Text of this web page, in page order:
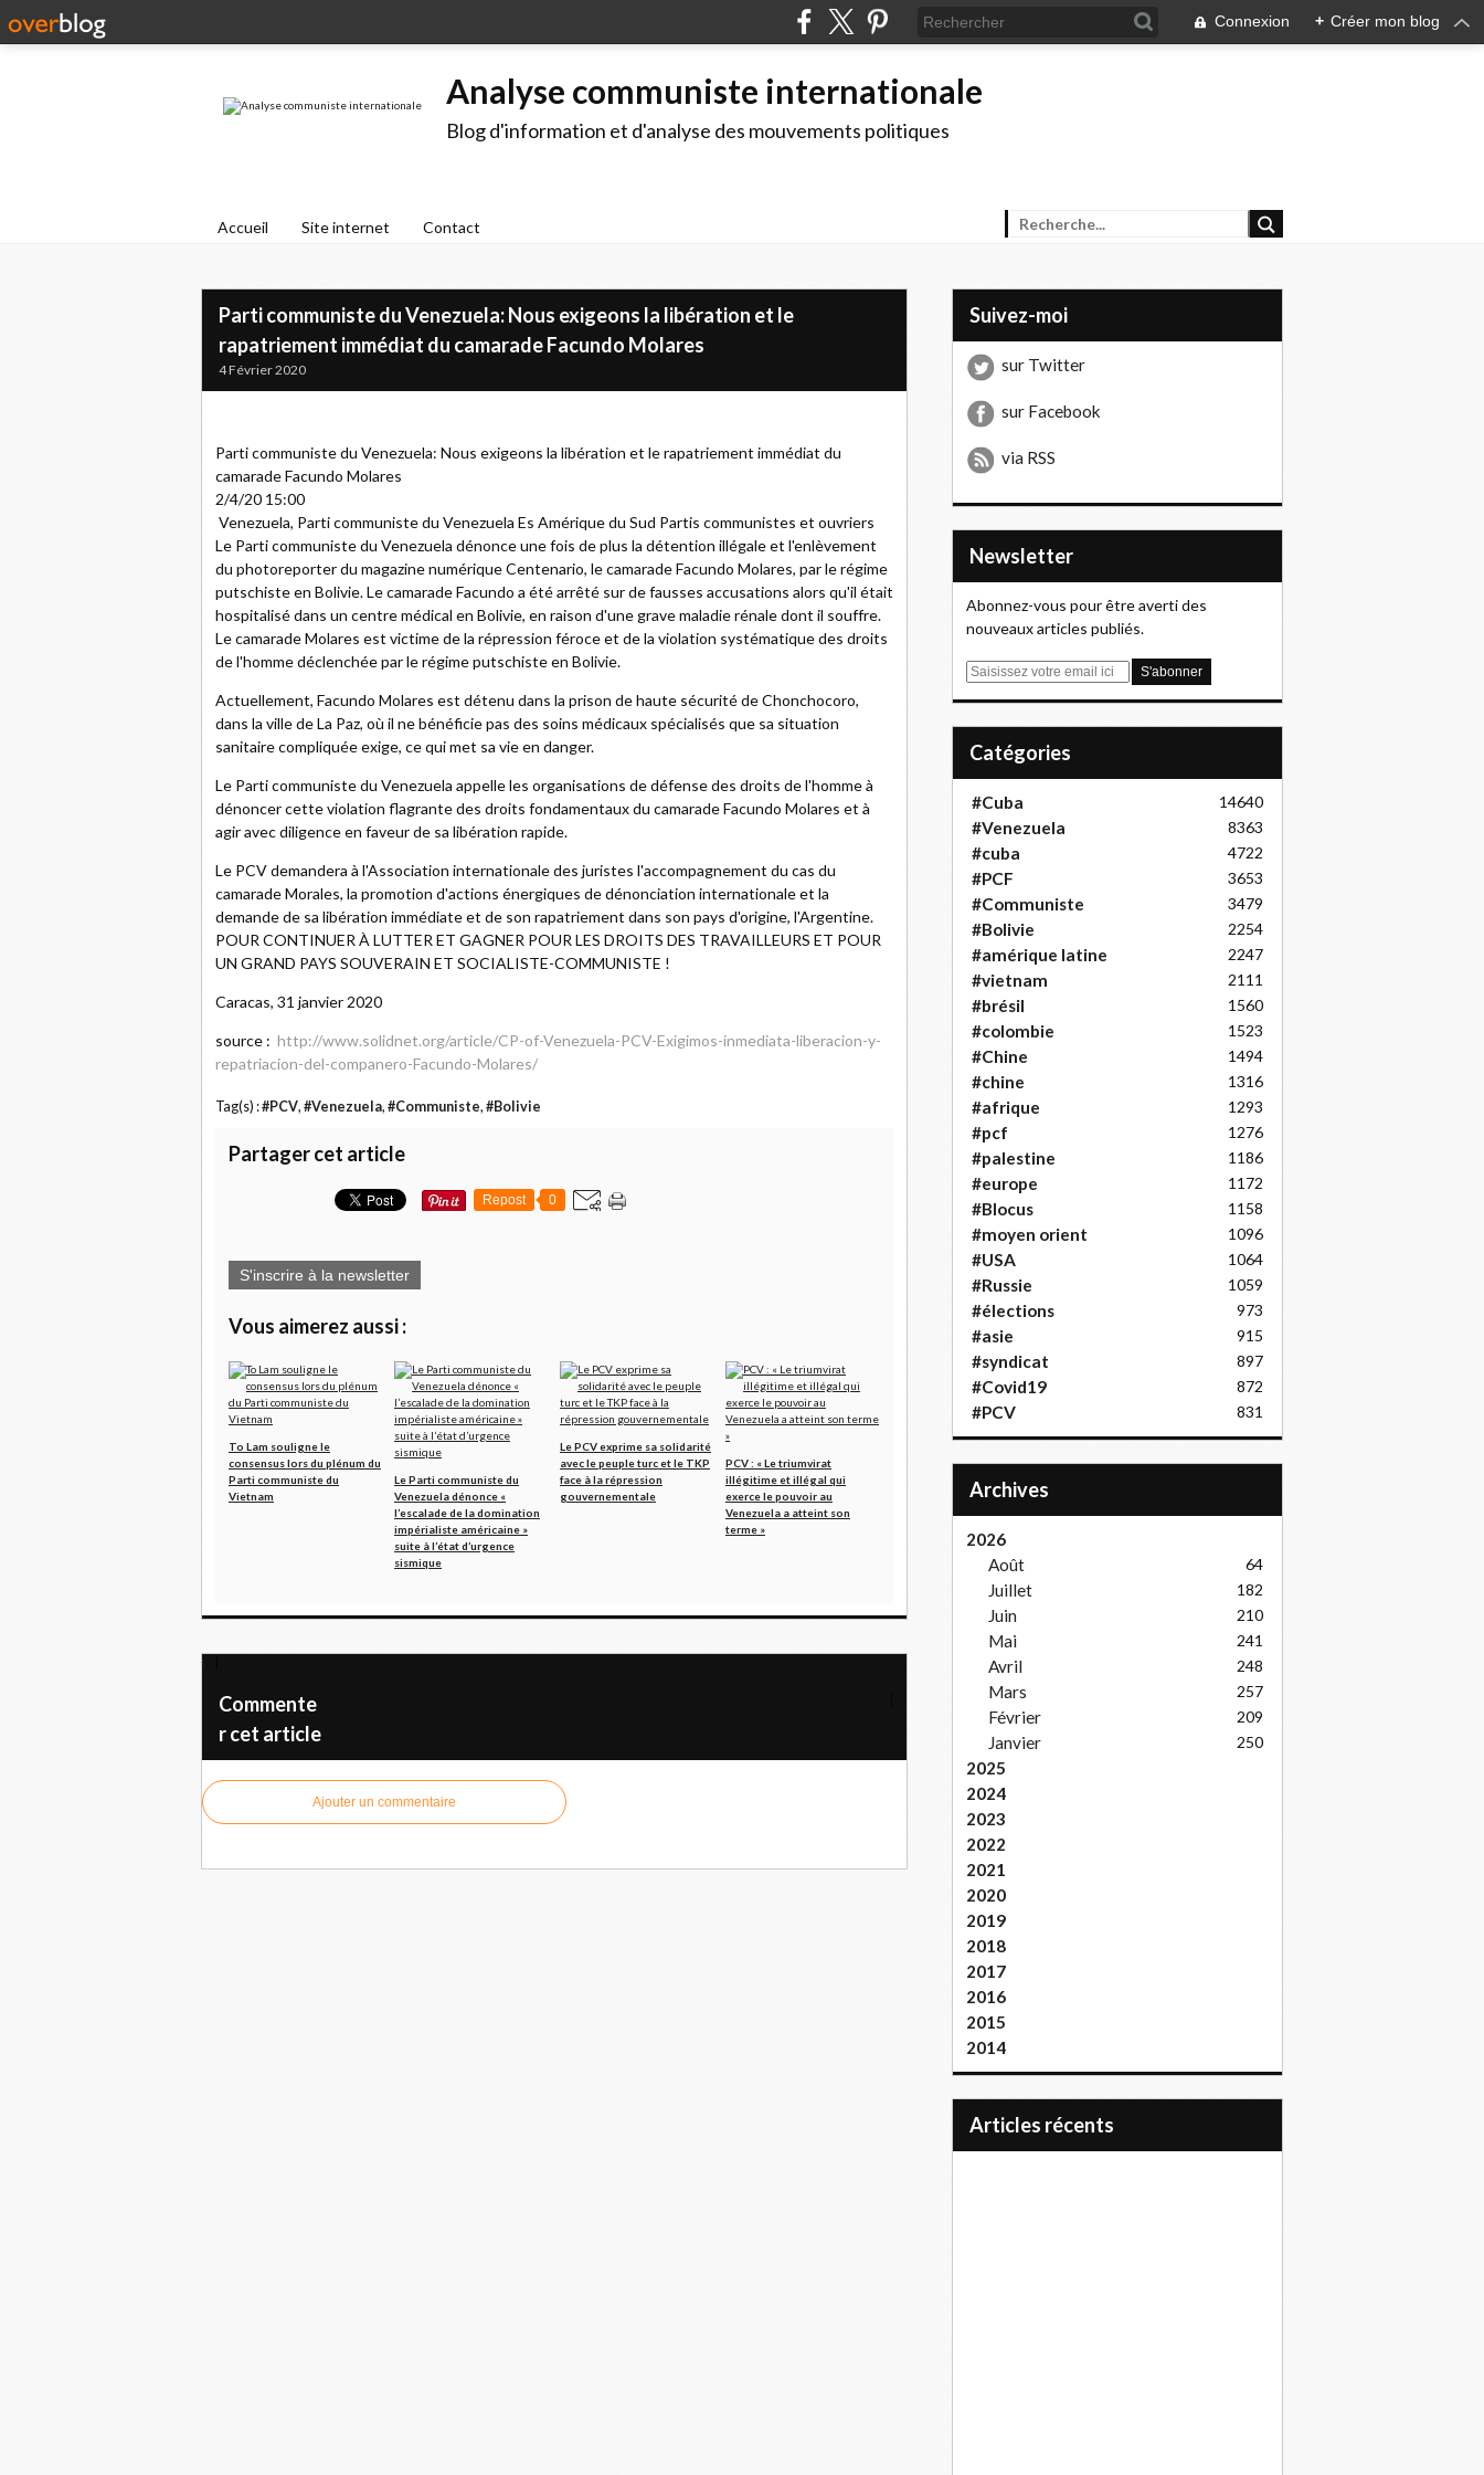
Connexion + Créer mon blog
Analyse communiste internationale
Blog d'information et d'analyse des mouvements politiques
Accueil Site internet Contact
Parti communiste du Venezuela: Nous exigeons la libération et le
rapatriement immédiat du camarade Facundo Molares
4 Février 2020
Parti communiste du Venezuela: Nous exigeons la libération et le rapatriement immédiat du
camarade Facundo Molares
2/4/20 15:00
Venezuela, Parti communiste du Venezuela Es Amérique du Sud Partis communistes et ouvriers
Le Parti communiste du Venezuela dénonce une fois de plus la détention illégale et l'enlèvement
du photoreporter du magazine numérique Centenario, le camarade Facundo Molares, par le régime
putschiste en Bolivie. Le camarade Facundo a été arrêté sur de fausses accusations alors qu'il était
hospitalisé dans un centre médical en Bolivie, en raison d'une grave maladie rénale dont il souffre.
Le camarade Molares est victime de la répression féroce et de la violation systématique des droits
de l'homme déclenchée par le régime putschiste en Bolivie.
Actuellement, Facundo Molares est détenu dans la prison de haute sécurité de Chonchocoro,
dans la ville de La Paz, où il ne bénéficie pas des soins médicaux spécialisés que sa situation
sanitaire compliquée exige, ce qui met sa vie en danger.
Le Parti communiste du Venezuela appelle les organisations de défense des droits de l'homme à
dénoncer cette violation flagrante des droits fondamentaux du camarade Facundo Molares et à
agir avec diligence en faveur de sa libération rapide.
Le PCV demandera à l'Association internationale des juristes l'accompagnement du cas du
camarade Morales, la promotion d'actions énergiques de dénonciation internationale et la
demande de sa libération immédiate et de son rapatriement dans son pays d'origine, l'Argentine.
POUR CONTINUER À LUTTER ET GAGNER POUR LES DROITS DES TRAVAILLEURS ET POUR
UN GRAND PAYS SOUVERAIN ET SOCIALISTE-COMMUNISTE !
Caracas, 31 janvier 2020
source : http://www.solidnet.org/article/CP-of-Venezuela-PCV-Exigimos-inmediata-liberacion-y-
repatriacion-del-companero-Facundo-Molares/
Tag(s) :#PCV, #Venezuela, #Communiste, #Bolivie
Partager cet article
Repost 0
S'inscrire à la newsletter
Vous aimerez aussi :
To Lam souligne le
consensus lors du plénum du
Parti communiste du
Vietnam
Le Parti communiste du
Venezuela dénonce «
l’escalade de la domination
impérialiste américaine »
suite à l’état d’urgence
sismique
Le PCV exprime sa solidarité
avec le peuple turc et le TKP
face à la répression
gouvernementale
PCV : « Le triumvirat
illégitime et illégal qui
exerce le pouvoir au
Venezuela a atteint son
terme »
Commente
r cet article
Ajouter un commentaire
Suivez-moi
sur Twitter
sur Facebook
via RSS
Newsletter
Abonnez-vous pour être averti des
nouveaux articles publiés.
E
Catégories
#Cuba 14640
#Venezuela 8363
#cuba 4722
#PCF 3653
#Communiste 3479
#Bolivie 2254
#amérique latine 2247
#vietnam 2111
#brésil 1560
#colombie 1523
#Chine 1494
#chine 1316
#afrique 1293
#pcf 1276
#palestine 1186
#europe 1172
#Blocus 1158
#moyen orient 1096
#USA 1064
#Russie 1059
#élections 973
#asie 915
#syndicat 897
#Covid19 872
#PCV 831
Archives
2026
Août
64
Juillet 182
Juin 210
Mai 241
Avril 248
Mars 257
Février 209
Janvier 250
2025
2024
2023
2022
2021
2020
2019
2018
2017
2016
2015
2014
articles récents